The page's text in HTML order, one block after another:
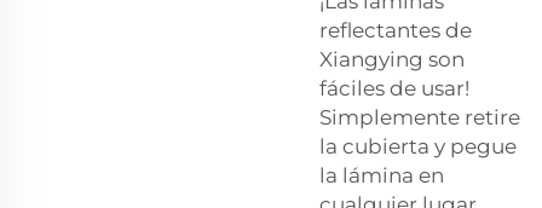
reflectantes de
Xiangying son
fáciles de usar!
Simplemente retire
la cubierta y pegue
la lámina en